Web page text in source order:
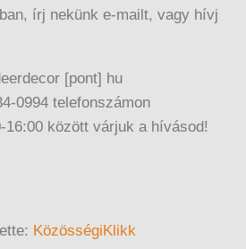
írj nekünk e-mailt, vagy hívj
[pont] hu
0994 telefonszámon
16:00 között várjuk a hívásod!
KözösségiKlikk